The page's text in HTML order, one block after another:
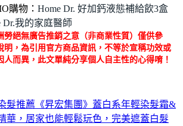
購物： Home Dr. 好加鈣液態補給飲3盒
Dr.我的家庭醫師
勞絕無廣告推銷之意（非商業性質）僅供參
明，為引用官方商品資訊，不等於宣稱功效或
而異，此文單純分享個人自主性的心得唷！
髮推薦《昇宏集團》蓋白系年輕染髮霜&
華，居家也能輕鬆玩色，完美遮蓋白髮